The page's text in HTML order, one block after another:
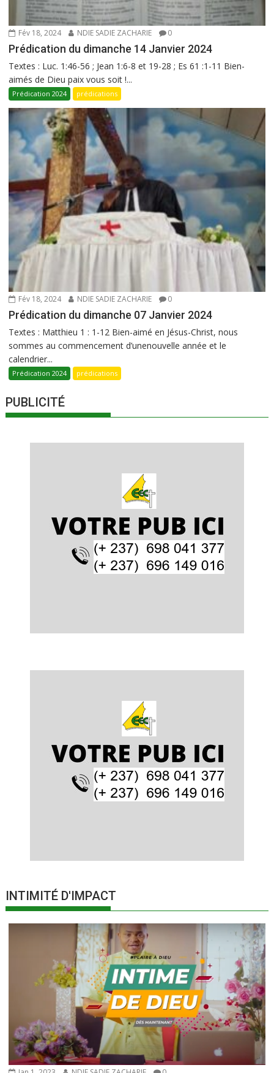
Fév 18, 2024 NDIE SADIE ZACHARIE 0
Prédication du dimanche 14 Janvier 2024
Textes : Luc. 1:46-56 ; Jean 1:6-8 et 19-28 ; Es 61 :1-11 Bien-
aimés de Dieu paix vous soit !...
Prédication 2024 prédications
Fév 18, 2024 NDIE SADIE ZACHARIE 0
Prédication du dimanche 07 Janvier 2024
Textes : Matthieu 1 : 1-12 Bien-aimé en Jésus-Christ, nous
sommes au commencement d’unenouvelle année et le
calendrier...
Prédication 2024 prédications
PUBLICITÉ
INTIMITÉ D'IMPACT